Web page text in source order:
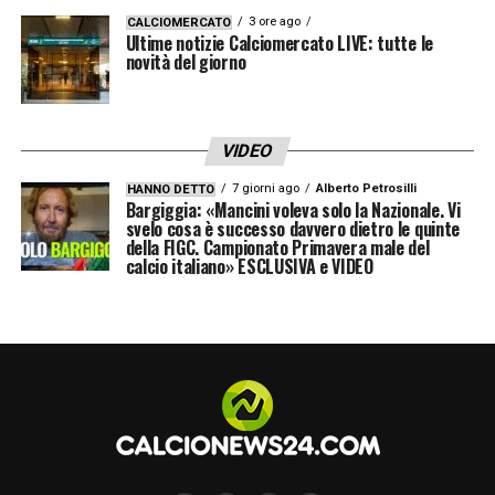
Vlahovic è destinato a essere uno dei temi
più caldi dell’estate bianconera.
LA PLAYLIST DELLE NOSTRE TOP NEWS
CALCIOMERCATO 3 ore ago
Ultime notizie Calciomercato LIVE: tutte le
novità del giorno
VIDEO
HANNO DETTO 7 giorni ago Alberto Petrosilli
Bargiggia: «Mancini voleva solo la Nazionale. Vi
svelo cosa è successo davvero dietro le quinte
della FIGC. Campionato Primavera male del
calcio italiano» ESCLUSIVA e VIDEO